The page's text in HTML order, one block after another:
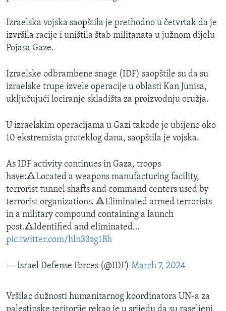
Izraelska vojska saopštila je prethodno u četvrtak da je
izvršila racije i uništila štab militanata u južnom dijelu
Pojasa Gaze.
Izraelske odbrambene snage (IDF) saopštile su da su
izraelske trupe izvele operacije u oblasti Kan Junisa,
uključujući lociranje skladišta za proizvodnju oružja.
U izraelskim operacijama u Gazi takođe je ubijeno oko
10 ekstremista proteklog dana, saopštila je vojska.
As IDF activity continues in Gaza, troops
have:🔺Located a weapons manufacturing facility,
terrorist tunnel shafts and command centers used by
terrorist organizations. 🔺Eliminated armed terrorists
in a military compound containing a launch
post.🔺Identified and eliminated…
pic.twitter.com/hln33zg1Bh
— Israel Defense Forces (@IDF) March 7, 2024
Vršilac dužnosti humanitarnog koordinatora UN-a za